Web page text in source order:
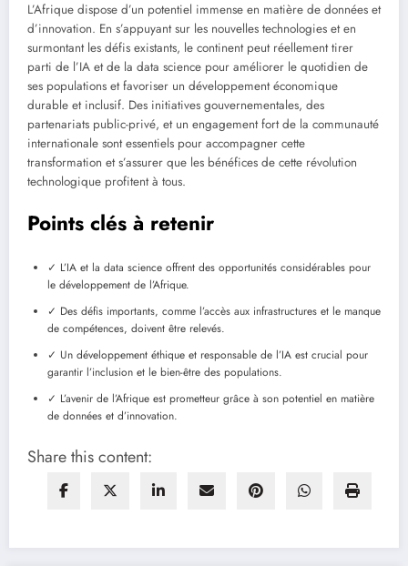
L’Afrique dispose d’un potentiel immense en matière de données et
d’innovation. En s’appuyant sur les nouvelles technologies et en
surmontant les défis existants, le continent peut réellement tirer
parti de l’IA et de la data science pour améliorer le quotidien de
ses populations et favoriser un développement économique
durable et inclusif. Des initiatives gouvernementales, des
partenariats public-privé, et un engagement fort de la communauté
internationale sont essentiels pour accompagner cette
transformation et s’assurer que les bénéfices de cette révolution
technologique profitent à tous.
Points clés à retenir
✓ L’IA et la data science offrent des opportunités considérables pour
le développement de l’Afrique.
✓ Des défis importants, comme l’accès aux infrastructures et le manque
de compétences, doivent être relevés.
✓ Un développement éthique et responsable de l’IA est crucial pour
garantir l’inclusion et le bien-être des populations.
✓ L’avenir de l’Afrique est prometteur grâce à son potentiel en matière
de données et d’innovation.
Share this content: